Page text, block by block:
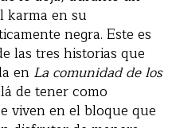
karma en su
negra. Este es
las tres historias que
en La comunidad de los
de tener como
viven en el bloque que